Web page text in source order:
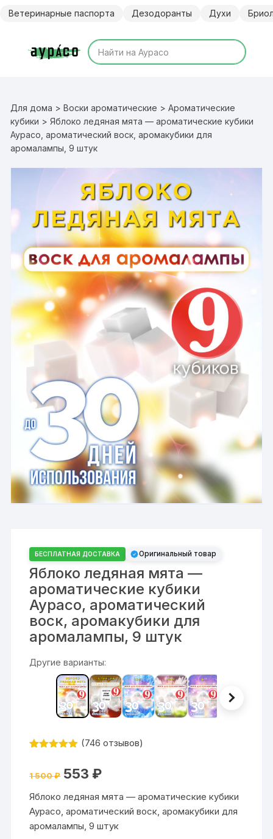
Ветеринарные паспорта Дезодоранты Духи
Для дома >Воски ароматические >Ароматические
кубики > Яблоко ледяная мята — ароматические кубики
Аурасо, ароматический воск, аромакубики для
аромалампы, 9 штук
БЕСПЛАТНАЯ ДОСТАВКА Оригинальный товар
Яблоко ледяная мята —
ароматические кубики
Аурасо, ароматический
воск, аромакубики для
аромалампы, 9 штук
Другие варианты:
на основе
пользовате
лей
(746 отзывов)
1 500₽ Первоначальная
цена
1
500 ₽.
553 ₽Текущая
Яблоко ледяная мята — ароматические кубики
Аурасо, ароматический воск, аромакубики для
аромалампы, 9 штук